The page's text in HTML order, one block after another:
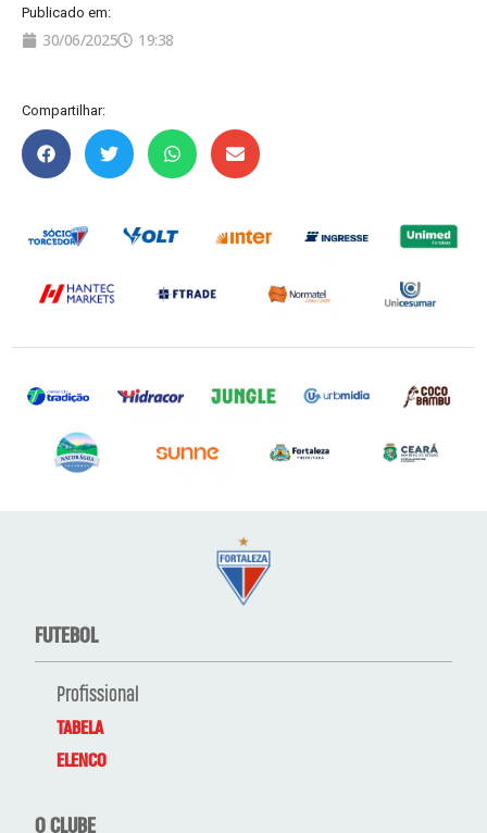
Publicado em:
30/06/2025 19:38
Compartilhar:
FUTEBOL
Profissional
TABELA
ELENCO
O CLUBE